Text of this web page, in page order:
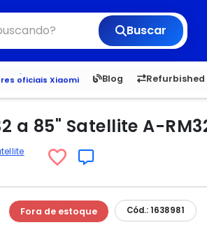
Buscar
oficiais Xiaomi
Blog Refurbished
6,050 5.22 1,900
a 85" Satellite A-
Fora de estoque Cód.: 1638981